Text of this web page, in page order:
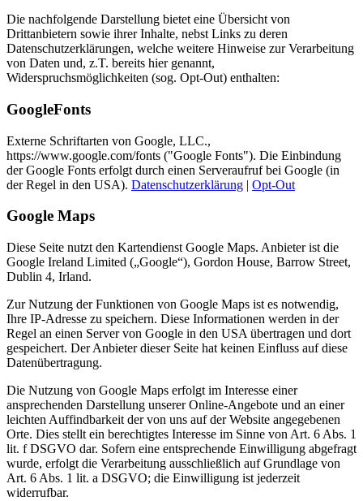
Die nachfolgende Darstellung bietet eine Übersicht von
Drittanbietern sowie ihrer Inhalte, nebst Links zu deren
Datenschutzerklärungen, welche weitere Hinweise zur Verarbeitung
von Daten und, z.T. bereits hier genannt,
Widerspruchsmöglichkeiten (sog. Opt-Out) enthalten:
GoogleFonts
Externe Schriftarten von Google, LLC.,
https://www.google.com/fonts ("Google Fonts"). Die Einbindung
der Google Fonts erfolgt durch einen Serveraufruf bei Google (in
der Regel in den USA). Datenschutzerklärung | Opt-Out
Google Maps
Diese Seite nutzt den Kartendienst Google Maps. Anbieter ist die
Google Ireland Limited („Google“), Gordon House, Barrow Street,
Dublin 4, Irland.
Zur Nutzung der Funktionen von Google Maps ist es notwendig,
Ihre IP-Adresse zu speichern. Diese Informationen werden in der
Regel an einen Server von Google in den USA übertragen und dort
gespeichert. Der Anbieter dieser Seite hat keinen Einfluss auf diese
Datenübertragung.
Die Nutzung von Google Maps erfolgt im Interesse einer
ansprechenden Darstellung unserer Online-Angebote und an einer
leichten Auffindbarkeit der von uns auf der Website angegebenen
Orte. Dies stellt ein berechtigtes Interesse im Sinne von Art. 6 Abs. 1
lit. f DSGVO dar. Sofern eine entsprechende Einwilligung abgefragt
wurde, erfolgt die Verarbeitung ausschließlich auf Grundlage von
Art. 6 Abs. 1 lit. a DSGVO; die Einwilligung ist jederzeit
widerrufbar.